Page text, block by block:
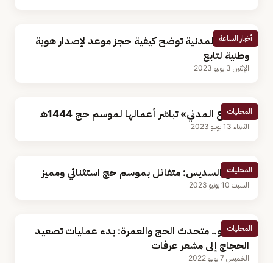
أخبار الساعة
الأحوال المدنية توضح كيفية حجز موعد لإصدار هوية
وطنية لتابع
الإثنين 3 يوليو 2023
المحليات
«الدفاع المدني» تباشر أعمالها لموسم حج 1444هـ
الثلاثاء 13 يونيو 2023
المحليات
الشيخ السديس: متفائل بموسم حج استثنائي ومميز
السبت 10 يونيو 2023
المحليات
بالفيديو.. متحدث الحج والعمرة: بدء عمليات تصعيد
الحجاج إلى مشعر عرفات
الخميس 7 يوليو 2022